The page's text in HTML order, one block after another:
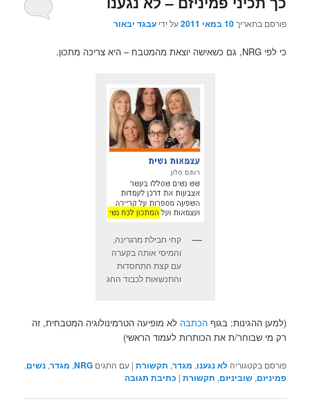
פורסם בתאריך10 במאי 2011 על ידיעבגד יבאור
כי לפי NRG, גם כשאישה יוצאת מהמטבח – היא צריכה מתכון.
קחי חבילת מרגרינה,
והמיסי אותה בקערה
עם קצת התחסדות
והתנשאות לכבוד החג
(למען ההגינות: בגוףהכתבה לא מופיעה הטרמינולוגיה המטבחית, זה
רק מי שבוחר/ת את הכותרות לעמוד הראשי)
פורסם בקטגוריה לא נגענו, מגדר, תקשורת |עם התגים NRG
, מגדר,נשים,
פמיניזם,שוביניזם, תקשורת | כתיבת תגובה